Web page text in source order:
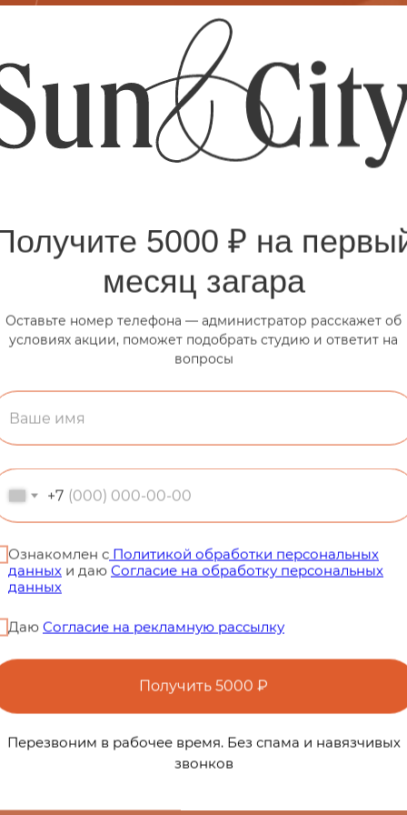
к солярию
BB-крем и пудру;
и помада не влияют на
макияжа прямо в
и забота о
5000 ₽ на
месяц загара
Оставьте номер телефона — администратор расскажет об
условиях акции, поможет подобрать студию и ответит на
вопросы
+7
Ознакомлен с Политикой обработки персональных
данных и даю Согласие на обработку персональных
данных
Даю Согласие на рекламную рассылку
Получить 5000 ₽
Перезвоним в рабочее время. Без спама и навязчивых
звонков